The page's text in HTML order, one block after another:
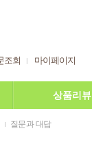
조회 마이페이지
상품리뷰
질문과 대답